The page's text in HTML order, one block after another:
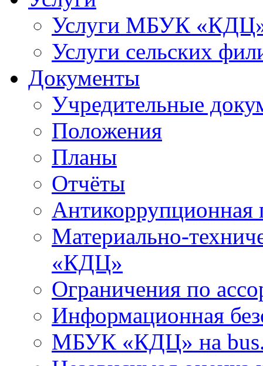
Услуги МБУК
Услуги сельских
Документы
Учредительные
Положения
Планы
Отчёты
Антикоррупционная
Материально-
«КДЦ»
Ограничения по
Информационная
МБУК «КДЦ» на